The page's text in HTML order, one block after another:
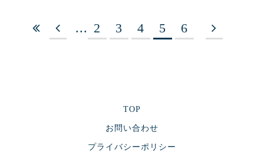
... 2 3 4 5 6
TOP
お問い合わせ
プライバシーポリシー